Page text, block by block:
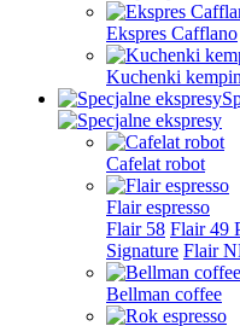
Ekspres Cafflano
Kuchenki
Cafelat robot
Flair espresso
Flair 58 Flair 49
Signature Flair
Bellman coffee